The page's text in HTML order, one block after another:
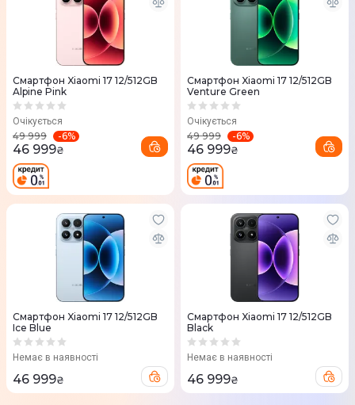
Смартфон Xiaomi 17 12/512GB
Alpine Pink
Очікується
49 999 -6%
46 999₴
Смартфон Xiaomi 17 12/512GB
Venture Green
Очікується
49 999 -6%
46 999₴
Смартфон Xiaomi 17 12/512GB
Ice Blue
Немає в наявності
46 999₴
Смартфон Xiaomi 17 12/512GB
Black
Немає в наявності
46 999₴